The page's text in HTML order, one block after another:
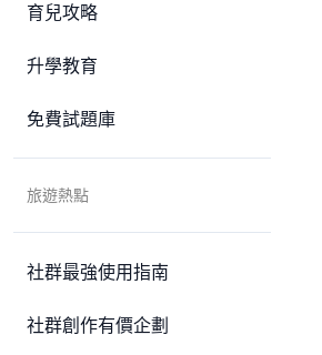
育兒攻略
升學教育
免費試題庫
旅遊熱點
社群最強使用指南
社群創作有價企劃